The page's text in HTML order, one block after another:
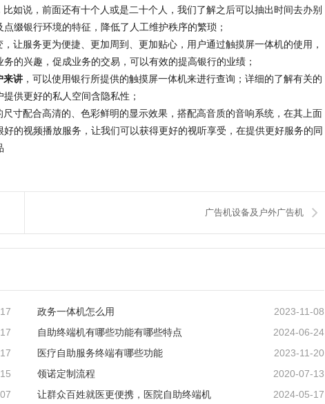
比如说，前面还有十个人或是二十个人，我们了解之后可以抽出时间去办别
缀银行环境的特征，降低了人工维护秩序的繁琐；
让服务更为便捷、更加周到、更加贴心，用户通过触摸屏一体机的使用，
的兴趣，促成业务的交易，可以有效的提高银行的业绩；
来讲 ，可以使用银行所提供的触摸屏一体机来进行查询；详细的了解有关的
供更好的私人空间含隐私性；
尺寸配合高清的、色彩鲜明的显示效果，搭配高音质的音响系统，在其上面
的视频播放服务，让我们可以获得更好的视听享受，在提供更好服务的同
广告机设备及户外广告机
政务一体机怎么用 2023-11-08
自助终端机有哪些功能有哪些特点 2024-06-24
医疗自助服务终端有哪些功能 2023-11-20
领诺定制流程 2020-07-13
让群众百姓就医更便携，医院自助终端机 2024-05-17